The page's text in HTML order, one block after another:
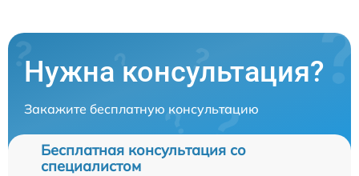
Нужна консультация?
Закажите бесплатную консультацию
Бесплатная консультация со
специалистом